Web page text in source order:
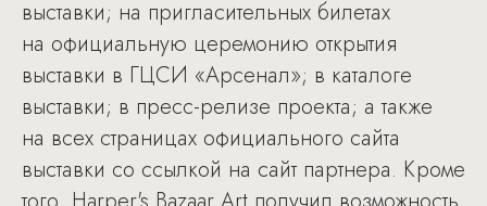
выставки; на пригласительных билетах
на официальную церемонию открытия
выставки в ГЦСИ «Арсенал»; в каталоге
выставки; в пресс-релизе проекта; а также
на всех страницах официального сайта
выставки со ссылкой на сайт партнера. Кроме